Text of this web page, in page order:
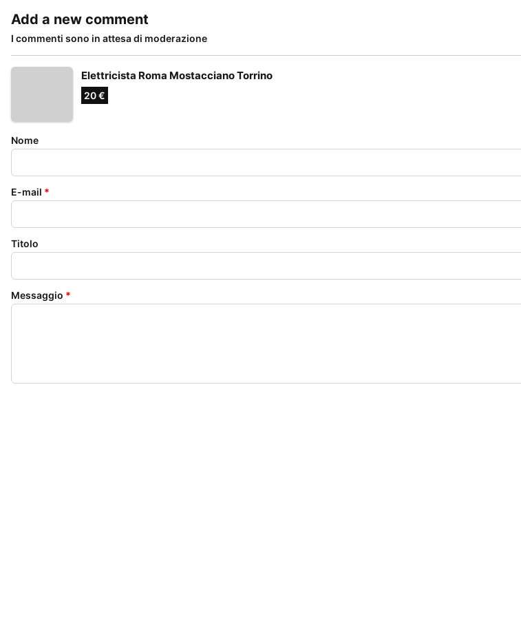
Add a new comment
I commenti sono in attesa di moderazione
Elettricista Roma Mostacciano Torrino
20 €
Nome
E-mail *
Titolo
Messaggio *